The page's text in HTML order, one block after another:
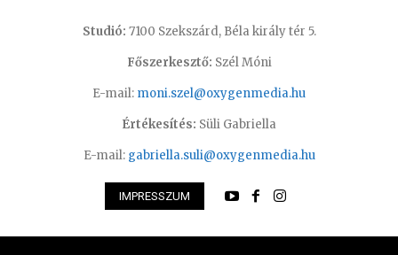
Studió: 7100 Szekszárd, Béla király tér 5.
Főszerkesztő: Szél Móni
E-mail: moni.szel@oxygenmedia.hu
Értékesítés: Süli Gabriella
E-mail: gabriella.suli@oxygenmedia.hu
IMPRESSZUM